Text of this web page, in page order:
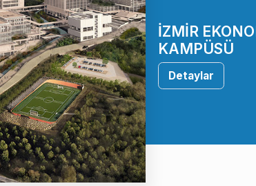
İZMİR
KAMPÜSÜ
Detaylar